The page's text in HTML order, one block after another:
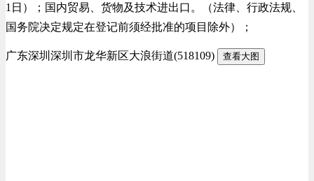
1日）；国内贸易、货物及技术进出口。（法律、行政法规、
国务院决定规定在登记前须经批准的项目除外）；
广东深圳深圳市龙华新区大浪街道(518109) 查看大图